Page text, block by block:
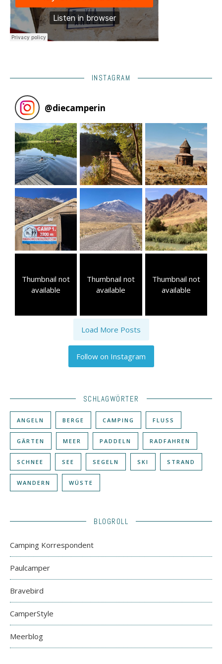
INSTAGRAM
@diecamperin
Thumbnail not
available
Thumbnail not
available
Thumbnail not
available
Load More Posts
Follow on Instagram
SCHLAGWÖRTER
ANGELN BERGE CAMPING FLUSS
GÄRTEN MEER PADDELN RADFAHREN
SCHNEE SEE SEGELN SKI STRAND
WANDERN WÜSTE
BLOGROLL
Camping Korrespondent
Paulcamper
Bravebird
CamperStyle
Meerblog